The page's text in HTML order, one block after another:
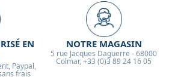
EN
Paypal,
frais
NOTRE MAGASIN
5 rue Jacques Daguerre - 68000
Colmar, +33 (0)3 89 24 16 05